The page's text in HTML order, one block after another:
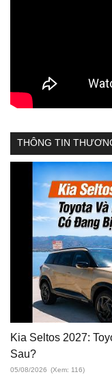
THÔNG TIN
Kia Seltos 2027:
Sau?
05/08/2026 (Xem: 116)